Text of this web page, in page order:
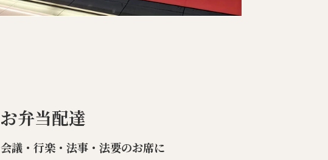
お弁当配達
会議・行楽・法事・法要のお席に